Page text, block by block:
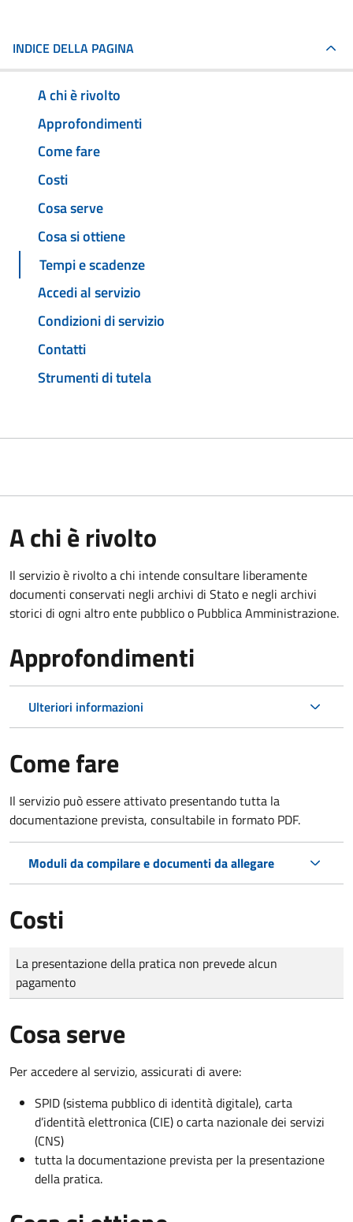
INDICE DELLA PAGINA
A chi è rivolto
Approfondimenti
Come fare
Costi
Cosa serve
Cosa si ottiene
Tempi e scadenze
Accedi al servizio
Condizioni di servizio
Contatti
Strumenti di tutela
A chi è rivolto
Il servizio è rivolto a chi intende consultare liberamente
documenti conservati negli archivi di Stato e negli archivi
storici di ogni altro ente pubblico o Pubblica Amministrazione.
Approfondimenti
Ulteriori informazioni
Come fare
Il servizio può essere attivato presentando tutta la
documentazione prevista, consultabile in formato PDF.
Moduli da compilare e documenti da allegare
Costi
Tipo di pagamento
Importo
La presentazione della pratica non prevede alcun
pagamento
Cosa serve
Per accedere al servizio, assicurati di avere:
SPID (sistema pubblico di identità digitale), carta
d’identità elettronica (CIE) o carta nazionale dei servizi
(CNS)
tutta la documentazione prevista per la presentazione
della pratica.